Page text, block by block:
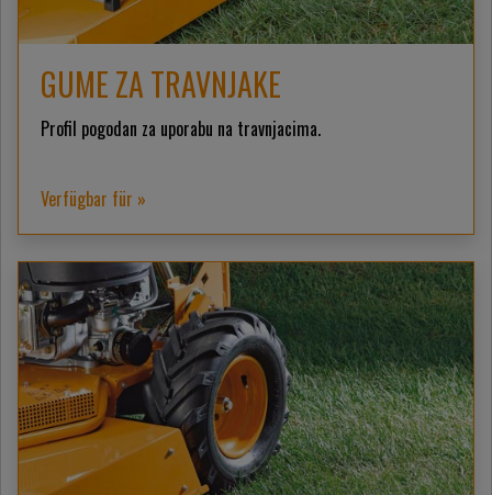
GUME ZA TRAVNJAKE
Profil pogodan za uporabu na travnjacima.
Verfügbar für »